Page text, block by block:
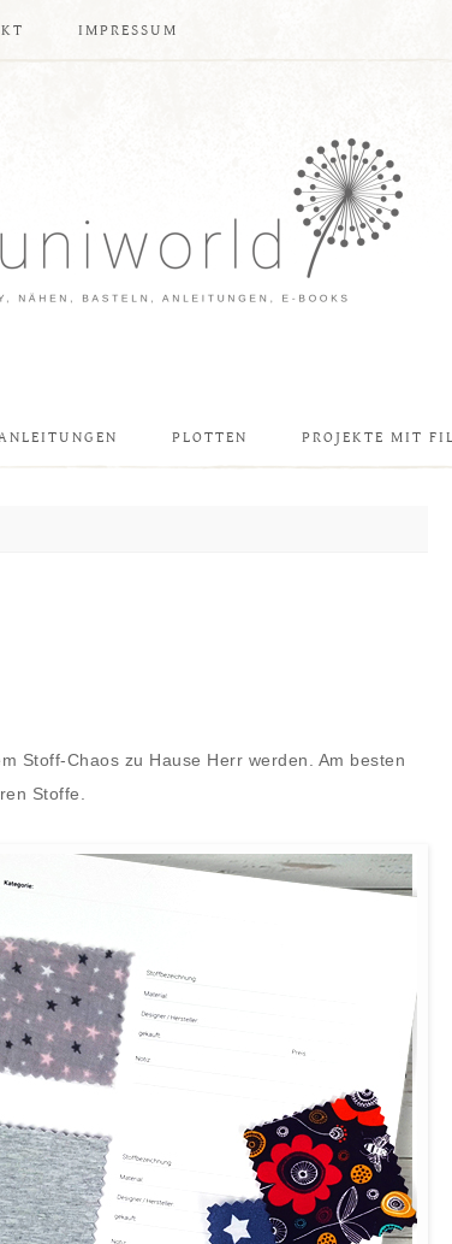
IMPRESSUM
PLOTTEN PROJEKTE MIT
Stoff-Chaos zu Hause Herr werden. Am besten
Stoffe.